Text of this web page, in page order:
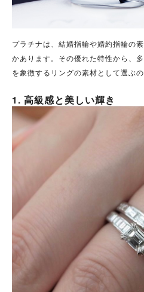
プラチナは、結婚指輪や婚約指輪の
かあります。その優れた特性から、
を象徴するリングの素材として選ぶの
1. 高級感と美しい輝き